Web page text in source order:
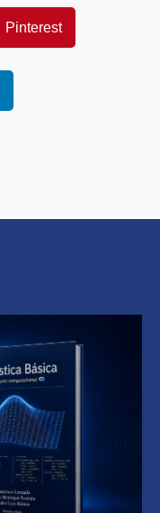
Pinterest